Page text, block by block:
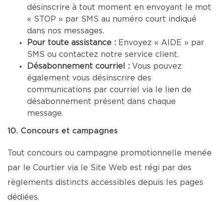
désinscrire à tout moment en envoyant le mot
« STOP » par SMS au numéro court indiqué
dans nos messages.
Pour toute assistance : Envoyez « AIDE » par
SMS ou contactez notre service client.
Désabonnement courriel : Vous pouvez
également vous désinscrire des
communications par courriel via le lien de
désabonnement présent dans chaque
message.
10. Concours et campagnes
Tout concours ou campagne promotionnelle menée
par le Courtier via le Site Web est régi par des
règlements distincts accessibles depuis les pages
dédiées.